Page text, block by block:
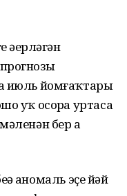
әҙерләгән
июль йомғаҡтары
уҡ осорҙа уртаса
бер аҙ
аномаль эҫе йәй